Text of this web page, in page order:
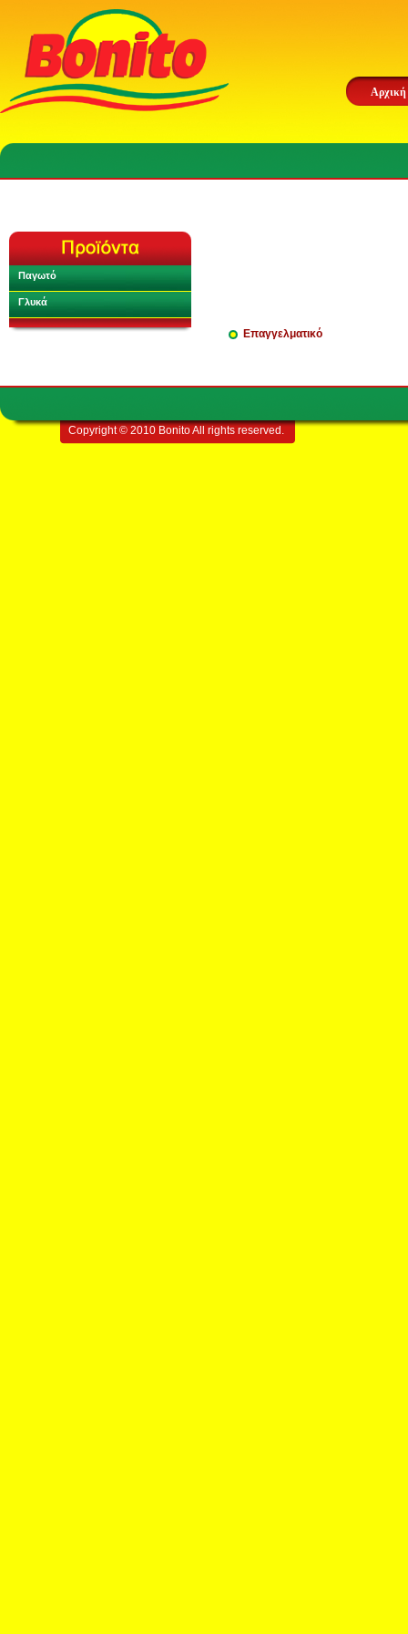
Αρχική
Παγωτό
Γλυκά
Επαγγελματικό
Copyright © 2010 Bonito All rights reserved.